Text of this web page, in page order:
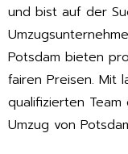
und bist auf der
Potsdam bieten
fairen Preisen. Mit
qualifizierten
Umzug von